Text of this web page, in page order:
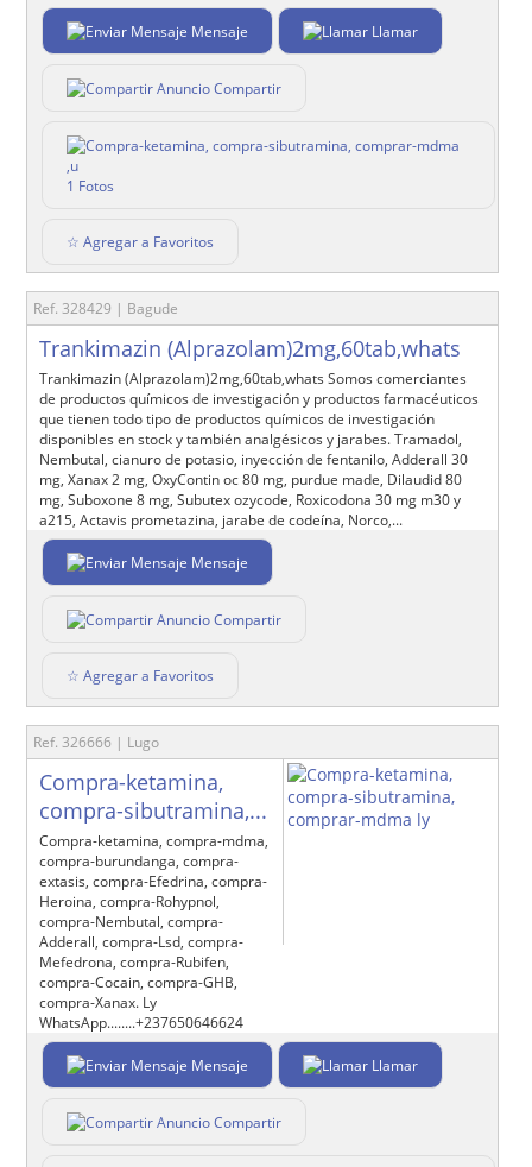
Mensaje Llamar
Compartir
1 Fotos
☆ Agregar a Favoritos
Ref. 328429 | Bagude
Trankimazin (Alprazolam)2mg,60tab,whats
Trankimazin (Alprazolam)2mg,60tab,whats Somos comerciantes
de productos químicos de investigación y productos farmacéuticos
que tienen todo tipo de productos químicos de investigación
disponibles en stock y también analgésicos y jarabes. Tramadol,
Nembutal, cianuro de potasio, inyección de fentanilo, Adderall 30
mg, Xanax 2 mg, OxyContin oc 80 mg, purdue made, Dilaudid 80
mg, Suboxone 8 mg, Subutex ozycode, Roxicodona 30 mg m30 y
a215, Actavis prometazina, jarabe de codeína, Norco,...
Mensaje
Compartir
☆ Agregar a Favoritos
Ref. 326666 | Lugo
Compra-ketamina,
compra-sibutramina,...
Compra-ketamina, compra-mdma,
compra-burundanga, compra-
extasis, compra-Efedrina, compra-
Heroina, compra-Rohypnol,
compra-Nembutal, compra-
Adderall, compra-Lsd, compra-
Mefedrona, compra-Rubifen,
compra-Cocain, compra-GHB,
compra-Xanax. Ly
WhatsApp........+237650646624
Mensaje Llamar
Compartir